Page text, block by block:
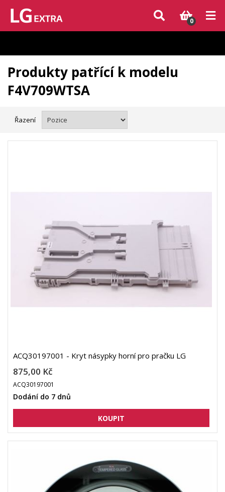
Vzhledem k aktuální situaci se může dodání dílů, které nejsou skladem,
zpozdit. Děkujeme za pochopení.
0
Produkty patřící k modelu
F4V709WTSA
Řazení
ACQ30197001 - Kryt násypky horní pro pračku LG
875,00 Kč
ACQ30197001
Dodání do 7 dnů